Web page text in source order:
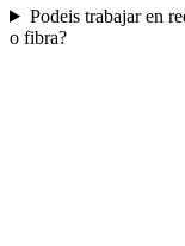
Podeis trabajar en
o fibra?